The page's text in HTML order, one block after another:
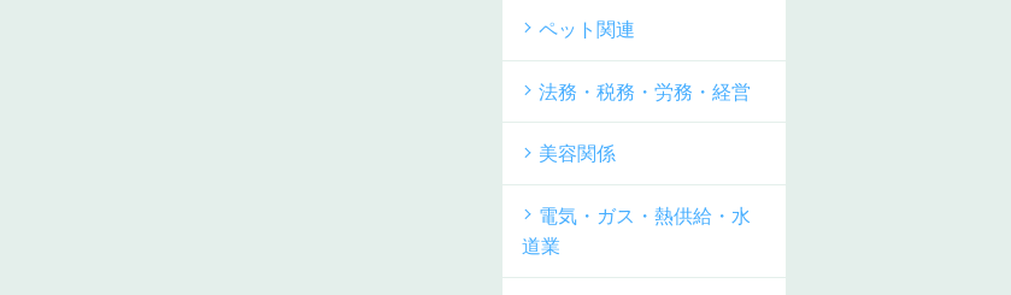
ペット関連
法務・税務・労務・経営
美容関係
電気・ガス・熱供給・水
道業